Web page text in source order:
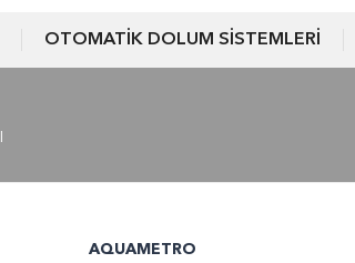
OTOMATİK DOLUM SİSTEMLERİ
AQUAMETRO